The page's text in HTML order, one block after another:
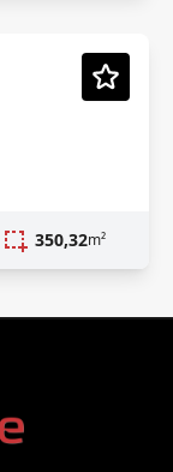
Pré-lançamento
350,32m²